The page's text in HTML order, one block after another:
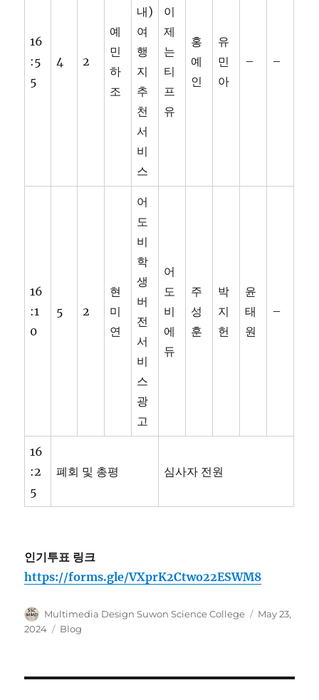
16
:5
5
4 2
예
민
하
조
내)
여
행
지
추
천
서
비
스
이
제
는
티
프
유
홍
예
인
유
민
아
– –
16
:1
0
5 2
현
미
연
어
도
비
학
생
버
전
서
비
스
광
고
어
도
비
에
듀
주
성
훈
박
지
헌
윤
태
원
–
16
:2
5
폐회 및 총평 심사자 전원
인기투표 링크
https://forms.gle/VXprK2Ctwo22ESWM8
Author
Multimedia Design Suwon Science College
Posted
May 23,
2024
Categories
Blog